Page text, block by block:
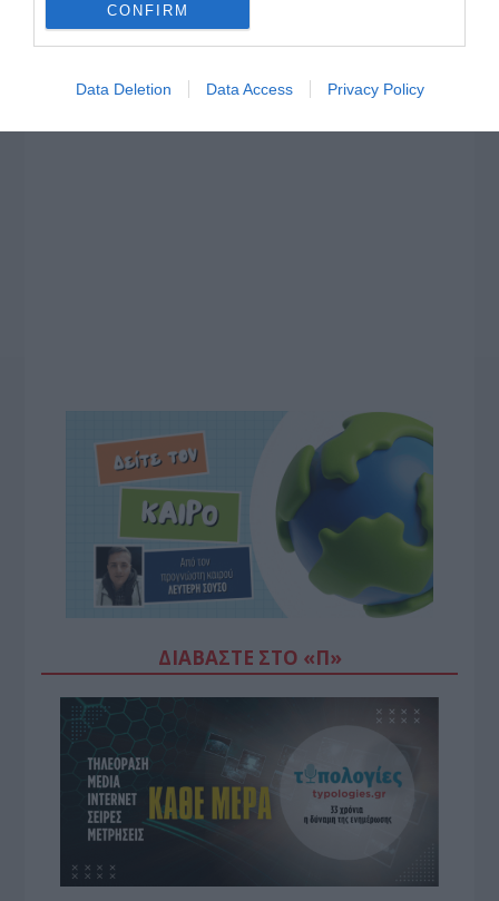
CONFIRM
Data Deletion Data Access Privacy Policy
ΔΙΑΒΆΣΤΕ ΣΤΟ «Π»